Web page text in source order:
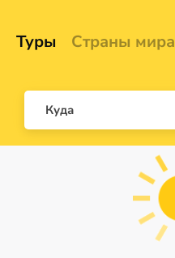
Туры Страны мира
Куда